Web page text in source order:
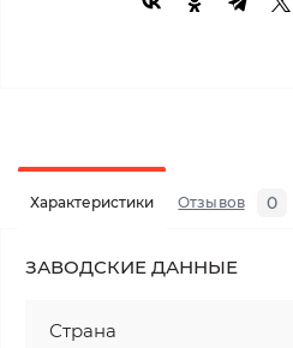
Характеристики Отзывов 0
ЗАВОДСКИЕ ДАННЫЕ
Страна